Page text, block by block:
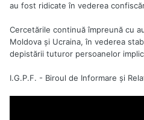
au fost ridicate în vederea
Cercetările continuă împreună cu
Moldova şi Ucraina, în vederea
depistării tuturor persoanelor
I.G.P.F. - Biroul de Informare şi